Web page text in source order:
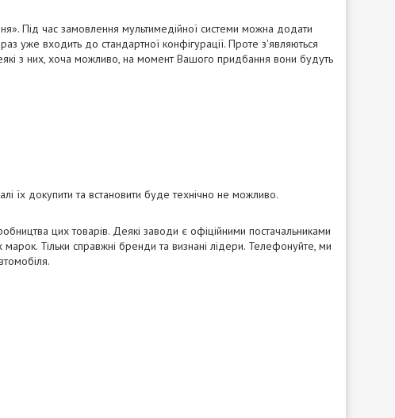
Під час замовлення мультимедійної системи можна додати
уже входить до стандартної конфігурації. Проте з'являються
з них, хоча можливо, на момент Вашого придбання вони будуть
їх докупити та встановити буде технічно не можливо.
цих товарів. Деякі заводи є офіційними постачальниками
Тільки справжні бренди та визнані лідери. Телефонуйте, ми